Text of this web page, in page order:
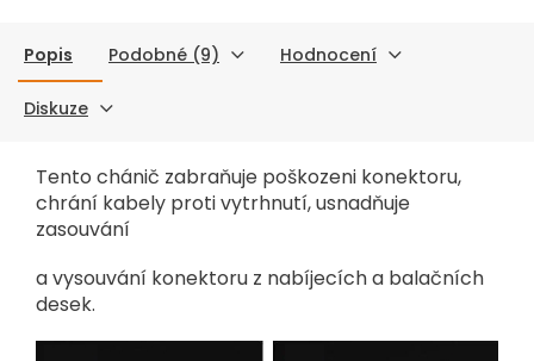
Popis Podobné (9) Hodnocení
Diskuze
Tento chánič zabraňuje poškozeni konektoru,
chrání kabely proti vytrhnutí, usnadňuje
zasouvání
a vysouvání konektoru z nabíjecích a balačních
desek.